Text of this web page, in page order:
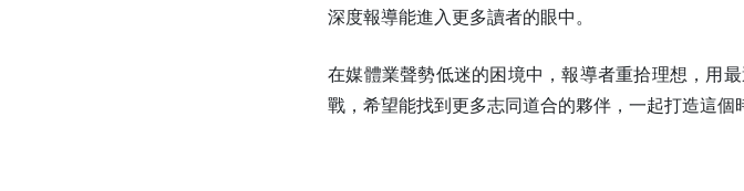
深度報導能進入更多讀者的眼中。
在媒體業聲勢低迷的困境中，報導者重拾理想，用
戰，希望能找到更多志同道合的夥伴，一起打造這個